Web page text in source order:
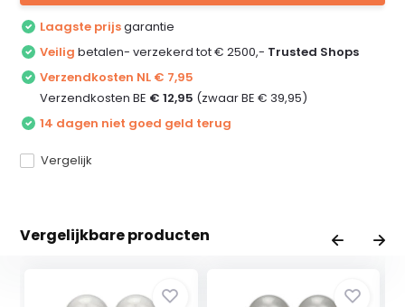
Laagste prijsgarantie
Veilig betalen- verzekerd tot € 2500,- Trusted Shops
Verzendkosten NL € 7,95
Verzendkosten BE € 12,95 (zwaar BE € 39,95)
14 dagen niet goed geld terug
Vergelijk
Vergelijkbare producten